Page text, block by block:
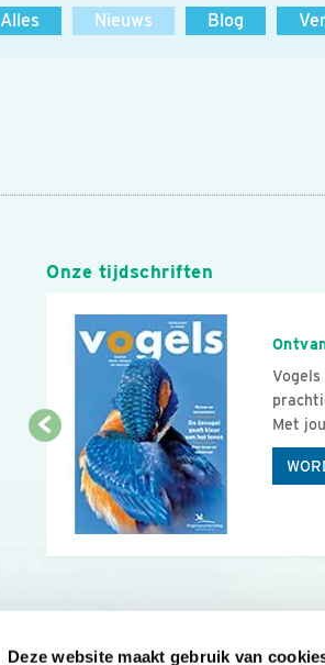
Deze website maakt gebruik van
Alles Nieuws Blog
Onze tijdschriften
Met